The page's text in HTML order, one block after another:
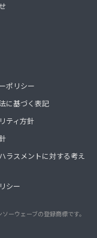
ポリシー
に基づく表記
ティ方針
ラスメントに対する考え
シー
ーウェーブの登録商標です。